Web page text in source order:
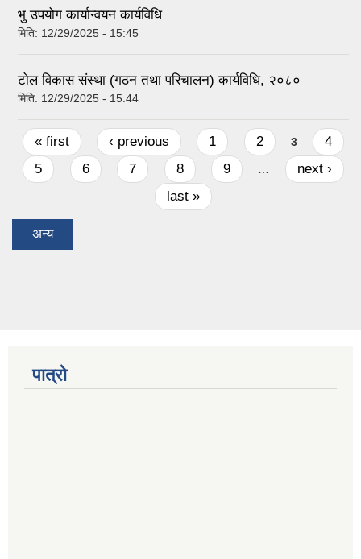
भु उपयोग कार्यान्वयन कार्यविधि
मिति: 12/29/2025 - 15:45
टोल विकास संस्था (गठन तथा परिचालन) कार्यविधि, २०८०
मिति: 12/29/2025 - 15:44
Pages
« first ‹ previous 1 2 3
4
5
6 7 8 9 …
next ›
last »
अन्य
पात्रो